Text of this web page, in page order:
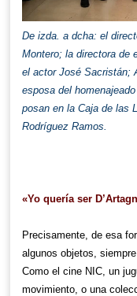
De izda. a dcha: el
Montero; la directora de
el actor José Sacristán;
esposa del
posan en la Caja de las
Rodríguez Ramos.
«Yo quería ser
Precisamente, de esa
algunos objetos,
Como el cine NIC, un
movimiento, o una